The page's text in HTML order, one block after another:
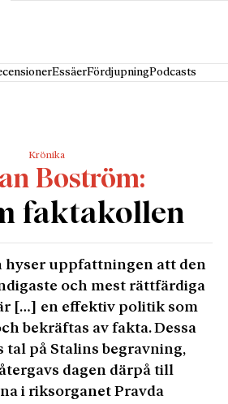
EssäerFördjupningPodcasts
Krönika
Boström
faktakollen
hyser uppfattningen att den
och mest rättfärdiga
[…] en effektiv politik som
bekräftas av fakta. Dessa
tal på Stalins begravning,
dagen därpå till
i riksorganet Pravda